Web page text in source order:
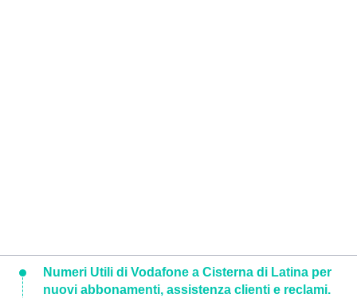
Numeri Utili di Vodafone a Cisterna di Latina per
nuovi abbonamenti, assistenza clienti e reclami.